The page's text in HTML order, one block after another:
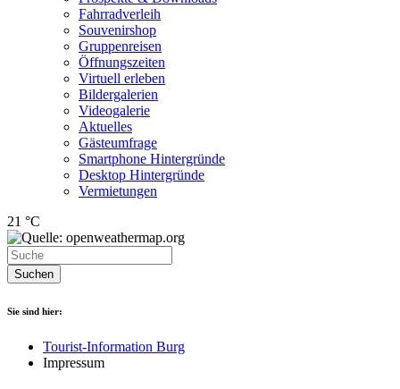
Fahrradverleih
Souvenirshop
Gruppenreisen
Öffnungszeiten
Virtuell erleben
Bildergalerien
Videogalerie
Aktuelles
Gästeumfrage
Smartphone Hintergründe
Desktop Hintergründe
Vermietungen
21 °C
Suchen
Sie sind hier:
Tourist-Information Burg
Impressum